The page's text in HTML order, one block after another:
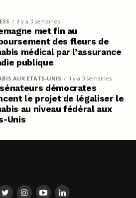
il y a 3 semaines
met fin au
des fleurs de
médical par l’assurance
publique
AUX ETATS-UNIS il y a 3 semaines
démocrates
le projet de légaliser le
au niveau fédéral aux
Unis